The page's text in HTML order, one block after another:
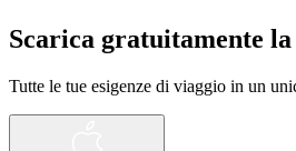
Scarica gratuitamente
Tutte le tue esigenze di viaggio in un